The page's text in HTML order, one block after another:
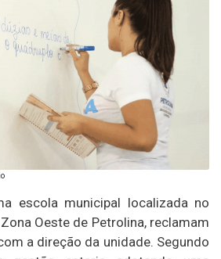
escola municipal localizada no
Oeste de Petrolina, reclamam
a direção da unidade. Segundo